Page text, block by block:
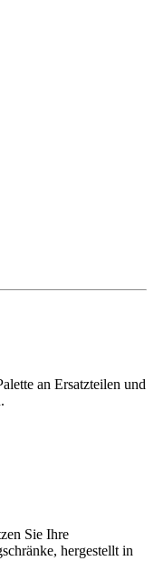
an Ersatzteilen und
Sie Ihre
hergestellt in